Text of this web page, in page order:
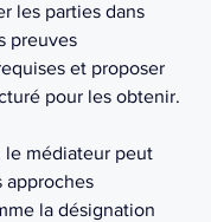
les parties dans
preuves
et proposer
pour les obtenir.
le médiateur peut
approches
la désignation